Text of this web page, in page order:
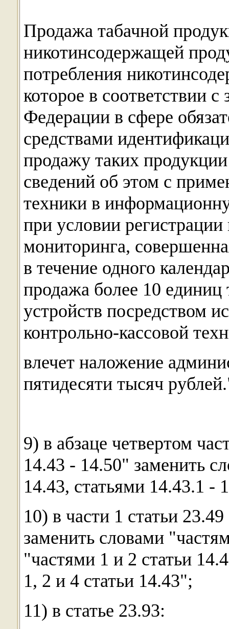
Продажа табачной
никотинсодержащей
потребления
которое в соответствии с
Федерации в сфере
средствами
продажу таких
сведений об этом с
техники в
при условии
мониторинга,
в течение одного
продажа более 10
устройств посредством
контрольно-кассовой
влечет наложение
пятидесяти тысяч
9) в абзаце четвертом
14.43 - 14.50" заменить
14.43, статьями 14.43.1 -
10) в части 1 статьи
заменить словами
"частями 1 и 2 статьи
1, 2 и 4 статьи 14.43";
11) в статье 23.93: